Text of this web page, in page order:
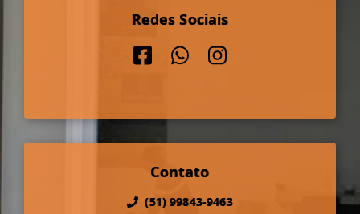
Redes Sociais
Contato
(51) 99843-9463